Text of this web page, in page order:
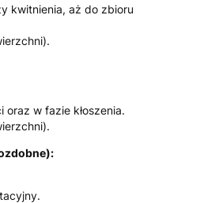
kwitnienia, aż do zbioru
w fazie kłoszenia.